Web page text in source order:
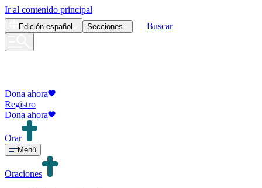
Ir al contenido principal
Edición español Secciones Buscar
Dona ahora
Registro
Dona ahora
Orar
Menú
Oraciones